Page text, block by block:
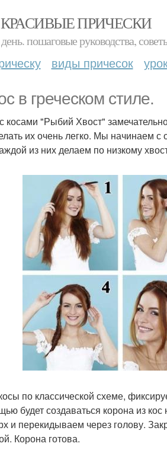
КРАСИВЫЕ ПРИЧЕСКИ
пошаговые руководства,
виды причесок
в греческом стиле.
косами "Рыбий Хвост"
их очень легко. Мы начинаем
из них делаем по низкому
по классической схеме,
будет создаваться корона из
и перекидываем через голову.
Корона готова.